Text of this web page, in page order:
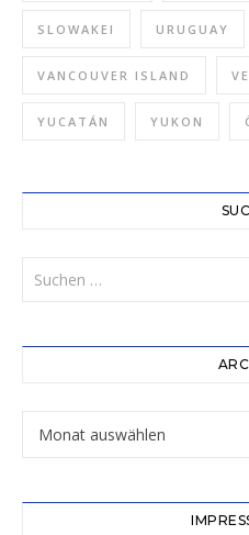
SLOWAKEI URUGUAY
VANCOUVER ISLAND
YUCATÁN YUKON